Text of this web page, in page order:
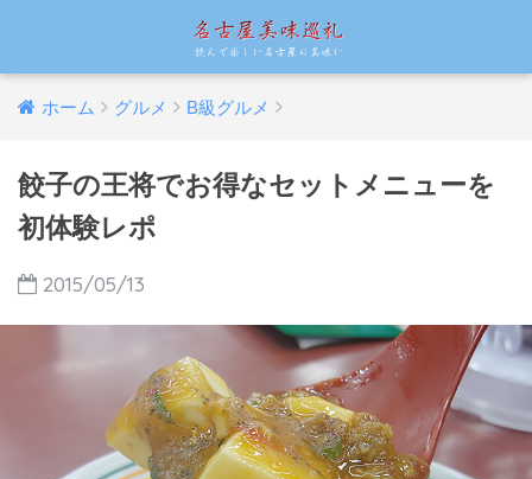
ホーム グルメ B級グルメ
餃子の王将でお得なセットメニューを
初体験レポ
2015/05/13